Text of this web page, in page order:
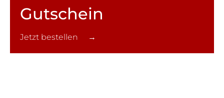
Gutschein
Jetzt bestellen →